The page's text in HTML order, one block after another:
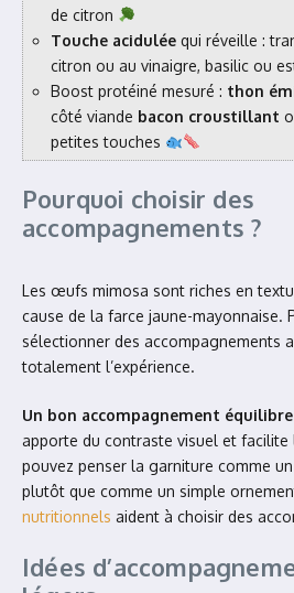
de citron
Touche acidulée qui réveille :
citron ou au vinaigre, basilic ou
Boost protéiné mesuré : thon
côté viande bacon croustillant
petites touches
Pourquoi choisir des
accompagnements ?
Les œufs mimosa sont riches en
cause de la farce jaune-mayonnaise.
sélectionner des accompagnements
totalement l’expérience.
Un bon accompagnement
apporte du contraste visuel et facilite
pouvez penser la garniture comme
plutôt que comme un simple
nutritionnels aident à choisir des
Idées